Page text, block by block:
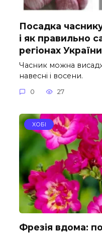
Посадка
і як правильно
регіонах України
Часник можна
навесні і восени.
0 27
ХОБІ
Фрезія вдома: